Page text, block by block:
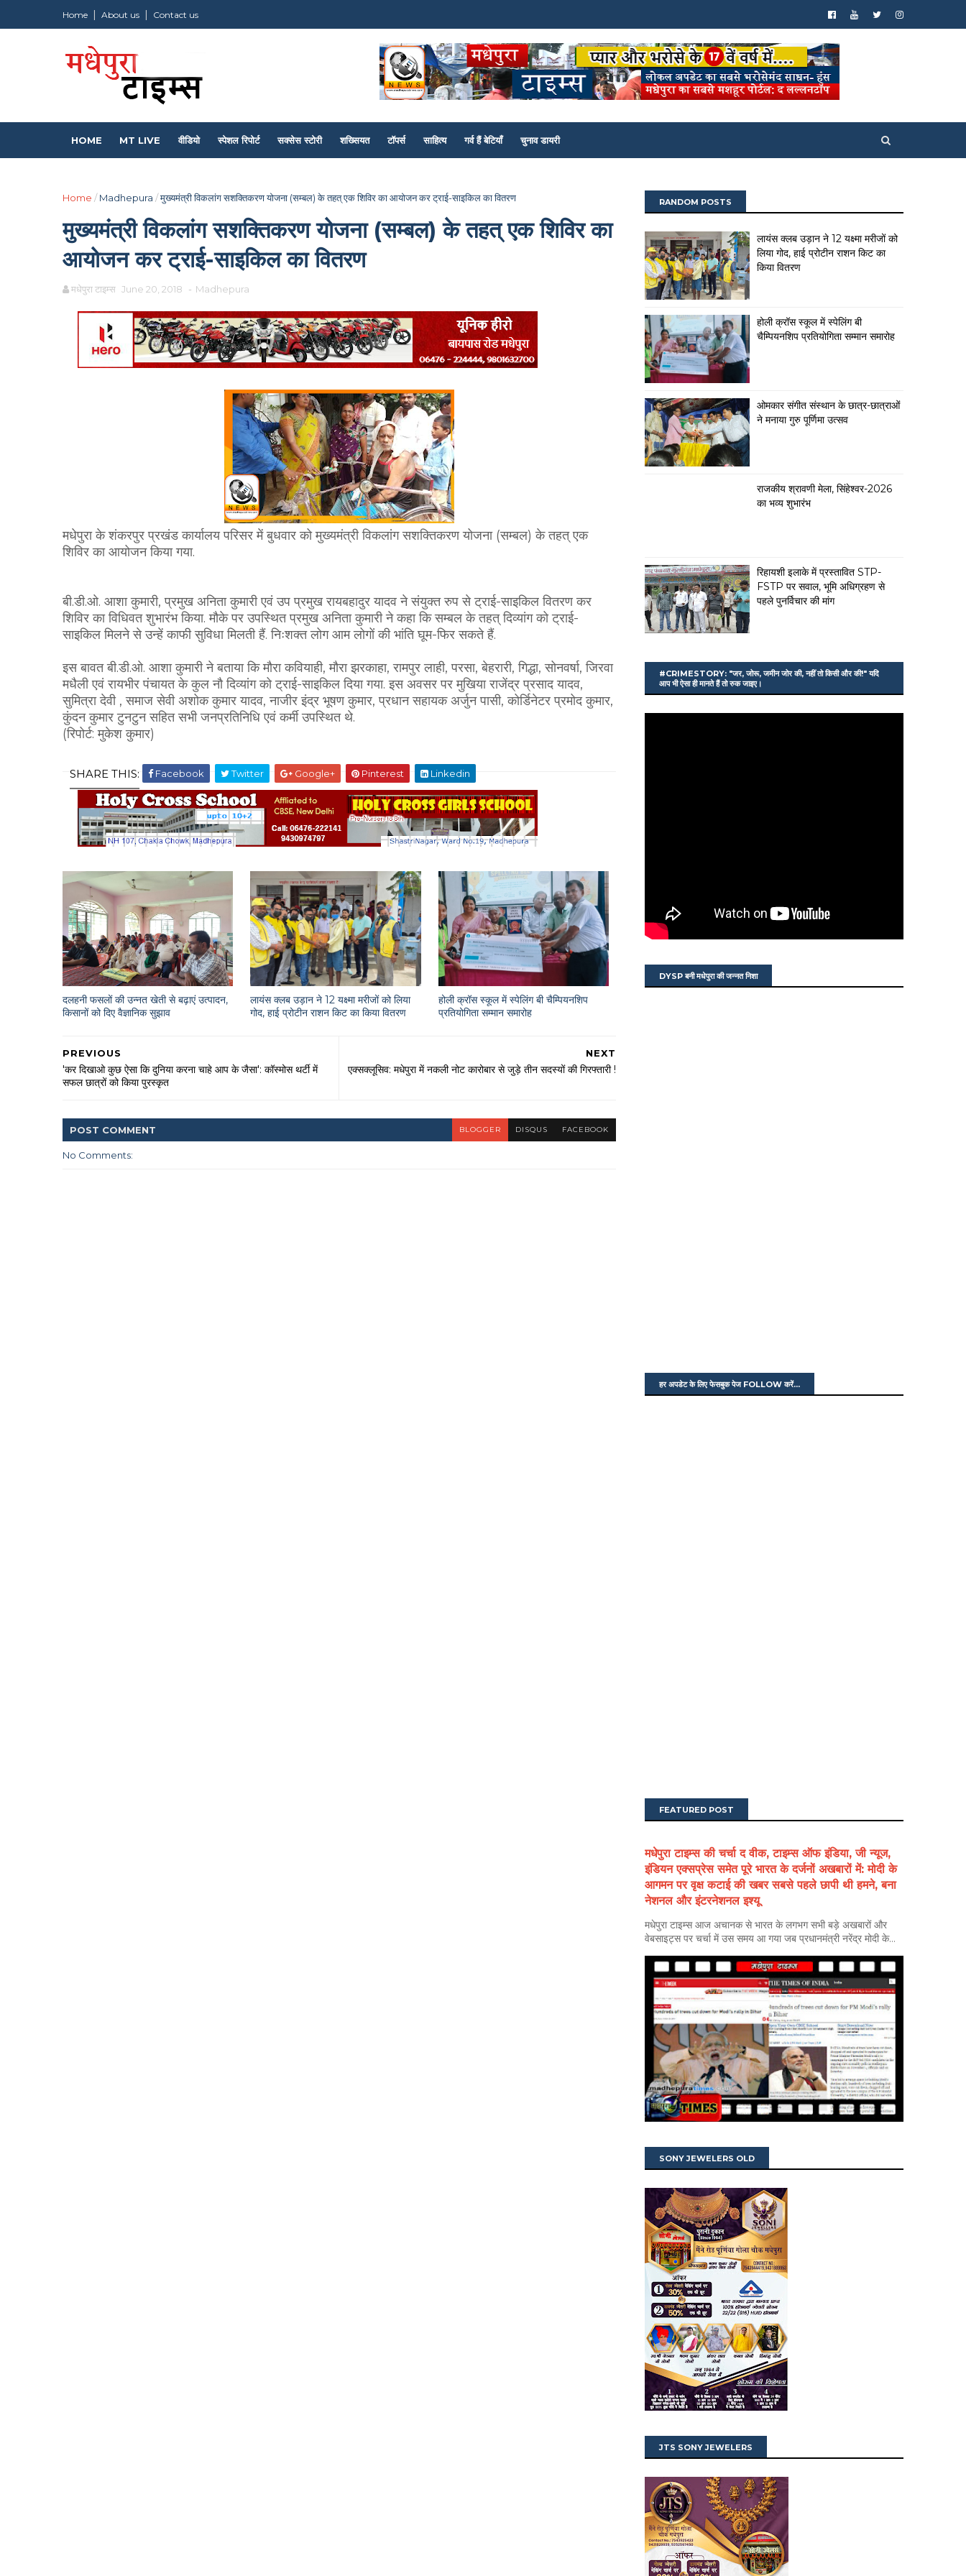
Home About us Contact us
HOME MT LIVE वीडियो स्पेशल रिपोर्ट सक्सेस स्टोरी शख्सियत टॉपर्स साहित्य गर्व हैं बेटियाँ चुनाव डायरी
Home / Madhepura /मुख्यमंत्री विकलांग सशक्तिकरण योजना (सम्बल) के तहत् एक शिविर का आयोजन कर ट्राई-साइकिल का वितरण
मुख्यमंत्री विकलांग सशक्तिकरण योजना (सम्बल) के तहत् एक शिविर का
आयोजन कर ट्राई-साइकिल का वितरण
मधेपुरा टाइम्स June 20, 2018 - Madhepura
मधेपुरा के शंकरपुर प्रखंड कार्यालय परिसर में बुधवार को मुख्यमंत्री विकलांग सशक्तिकरण योजना (सम्बल) के तहत् एक
शिविर का आयोजन किया गया.
बी.डी.ओ. आशा कुमारी, प्रमुख अनिता कुमारी एवं उप प्रमुख रायबहादुर यादव ने संयुक्त रुप से ट्राई-साइकिल वितरण कर
शिविर का विधिवत शुभारंभ किया. मौके पर उपस्थित प्रमुख अनिता कुमारी ने कहा कि सम्बल के तहत् दिव्यांग को ट्राई-
साइकिल मिलने से उन्हें काफी सुविधा मिलती हैं. निःशक्त लोग आम लोगों की भांति घूम-फिर सकते हैं.
इस बावत बी.डी.ओ. आशा कुमारी ने बताया कि मौरा कवियाही, मौरा झरकाहा, रामपुर लाही, परसा, बेहरारी, गिद्धा, सोनवर्षा, जिरवा
मधैली एवं रायभीर पंचायत के कुल नौ दिव्यांग को ट्राई-साइकिल दिया गया. इस अवसर पर मुखिया राजेंद्र प्रसाद यादव,
सुमित्रा देवी , समाज सेवी अशोक कुमार यादव, नाजीर इंद्र भूषण कुमार, प्रधान सहायक अर्जुन पासी, कोर्डिनेटर प्रमोद कुमार,
कुंदन कुमार टुनटुन सहित सभी जनप्रतिनिधि एवं कर्मी उपस्थित थे.
(रिपोर्ट: मुकेश कुमार)
SHARE THIS: Facebook Twitter Google+ Pinterest Linkedin
दलहनी फसलों की उन्नत खेती से बढ़ाएं उत्पादन,
किसानों को दिए वैज्ञानिक सुझाव
लायंस क्लब उड़ान ने 12 यक्ष्मा मरीजों को लिया
गोद, हाई प्रोटीन राशन किट का किया वितरण
होली क्रॉस स्कूल में स्पेलिंग बी चैम्पियनशिप
प्रतियोगिता सम्मान समारोह
NEXT
एक्सक्लूसिव: मधेपुरा में नकली नोट कारोबार से जुड़े तीन सदस्यों की गिरफ्तारी !
PREVIOUS
'कर दिखाओ कुछ ऐसा कि दुनिया करना चाहे आप के जैसा': कॉस्मोस थर्टी में
सफल छात्रों को किया पुरस्कृत
POST COMMENT BLOGGER DISQUS FACEBOOK
No Comments:
RANDOM POSTS
लायंस क्लब उड़ान ने 12 यक्ष्मा मरीजों को
लिया गोद, हाई प्रोटीन राशन किट का
किया वितरण
होली क्रॉस स्कूल में स्पेलिंग बी
चैम्पियनशिप प्रतियोगिता सम्मान समारोह
ओमकार संगीत संस्थान के छात्र-छात्राओं
ने मनाया गुरु पूर्णिमा उत्सव
राजकीय श्रावणी मेला, सिंहेश्वर-2026
का भव्य शुभारंभ
रिहायशी इलाके में प्रस्तावित STP-
FSTP पर सवाल, भूमि अधिग्रहण से
पहले पुनर्विचार की मांग
#CRIMESTORY: "जर, जोरू, जमीन जोर की, नहीं तो किसी और की!" यदि
आप भी ऐसा ही मानते हैं तो रुक जाइए।
DYSP बनी मधेपुरा की जन्नत निशा
हर अपडेट के लिए फेसबुक पेज FOLLOW करें...
FEATURED POST
मधेपुरा टाइम्स की चर्चा द वीक, टाइम्स ऑफ इंडिया, जी न्यूज,
इंडियन एक्सप्रेस समेत पूरे भारत के दर्जनों अखबारों में: मोदी के
आगमन पर वृक्ष कटाई की खबर सबसे पहले छापी थी हमने, बना
नेशनल और इंटरनेशनल इश्यू
मधेपुरा टाइम्स आज अचानक से भारत के लगभग सभी बड़े अखबारों और
वेबसाइट्स पर चर्चा में उस समय आ गया जब प्रधानमंत्री नरेंद्र मोदी के...
SONY JEWELERS OLD
JTS SONY JEWELERS